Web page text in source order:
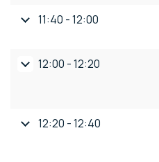
11:40 - 12:00
12:00 - 12:20
12:20 - 12:40